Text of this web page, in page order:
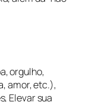
orgulho,
amor, etc.),
Elevar sua